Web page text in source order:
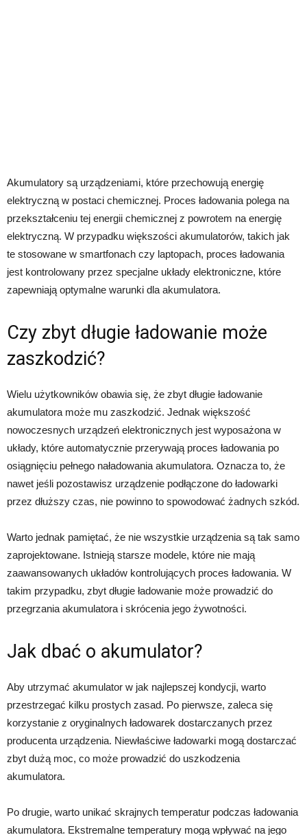
Akumulatory są urządzeniami, które przechowują energię
elektryczną w postaci chemicznej. Proces ładowania polega na
przekształceniu tej energii chemicznej z powrotem na energię
elektryczną. W przypadku większości akumulatorów, takich jak
te stosowane w smartfonach czy laptopach, proces ładowania
jest kontrolowany przez specjalne układy elektroniczne, które
zapewniają optymalne warunki dla akumulatora.
Czy zbyt długie ładowanie może
zaszkodzić?
Wielu użytkowników obawia się, że zbyt długie ładowanie
akumulatora może mu zaszkodzić. Jednak większość
nowoczesnych urządzeń elektronicznych jest wyposażona w
układy, które automatycznie przerywają proces ładowania po
osiągnięciu pełnego naładowania akumulatora. Oznacza to, że
nawet jeśli pozostawisz urządzenie podłączone do ładowarki
przez dłuższy czas, nie powinno to spowodować żadnych szkód.
Warto jednak pamiętać, że nie wszystkie urządzenia są tak samo
zaprojektowane. Istnieją starsze modele, które nie mają
zaawansowanych układów kontrolujących proces ładowania. W
takim przypadku, zbyt długie ładowanie może prowadzić do
przegrzania akumulatora i skrócenia jego żywotności.
Jak dbać o akumulator?
Aby utrzymać akumulator w jak najlepszej kondycji, warto
przestrzegać kilku prostych zasad. Po pierwsze, zaleca się
korzystanie z oryginalnych ładowarek dostarczanych przez
producenta urządzenia. Niewłaściwe ładowarki mogą dostarczać
zbyt dużą moc, co może prowadzić do uszkodzenia
akumulatora.
Po drugie, warto unikać skrajnych temperatur podczas ładowania
akumulatora. Ekstremalne temperatury mogą wpływać na jego